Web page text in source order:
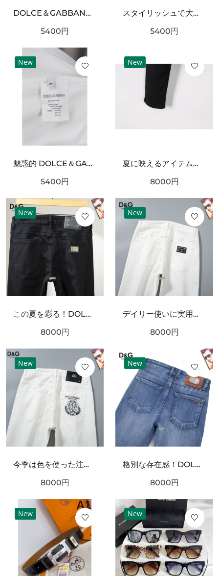
DOLCE＆GABBANA ドルチェ＆ガッバーナ コピー 半袖Tシャツ 個性 自由な美意識
5400円
スタイリッシュで大胆な ドルチェ＆ガッバーナ コピー 半袖Tシャツ DOLCE＆GABBANA
5400円
New
魅惑的 DOLCE＆GABBANA ドルチェ＆ガッバーナ コピー 半袖Tシャツ 存在感抜群
5400円
New
夏に映えるアイテム！DOLCE＆GABBANA ドルチェ＆ガッバーナ コピー ジーパン 秋冬マストアイテム
8000円
New
この夏を彩る！DOLCE＆GABBANA ドルチェ＆ガッバーナ コピー ジーパン 引き続き注目のスタイル
8000円
New
デイリー使いに実用性抜群！DOLCE＆GABBANA ドルチェ＆ガッバーナ コピー ジーパン スタイリッシュなスタイル
8000円
New
今季は色を使った注目新品！DOLCE＆GABBANA ドルチェ＆ガッバーナ コピー ジーパン 大注目の新作
8000円
New
格別な存在感！DOLCE＆GABBANA ドルチェ＆ガッバーナ コピー ジーパン 限定予約受付中
8000円
New New